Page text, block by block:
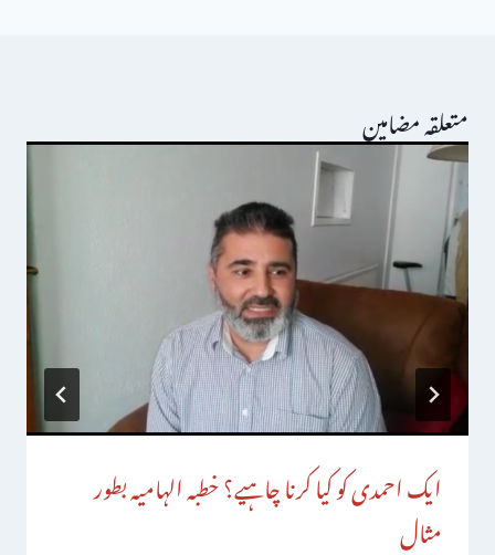
متعلقہ مضامین
ایک احمدی کو کیا کرنا چاہیے؟ خطبہ الہامیہ بطور
مثال